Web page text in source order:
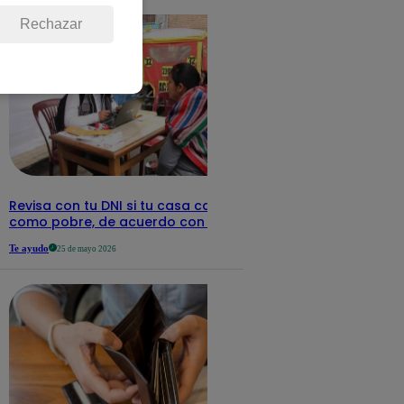
Revisa con tu DNI si tu casa califica
como pobre, de acuerdo con el Sisfoh
Te ayudo 25 de mayo 2026
Rechazar